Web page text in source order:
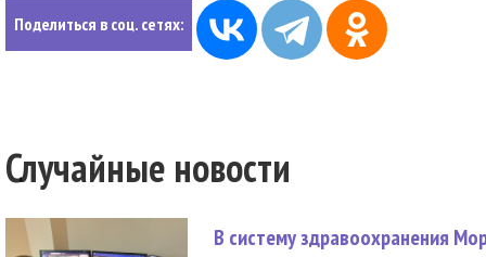
Поделиться в соц. сетях:
Случайные новости
В систему здравоохранения